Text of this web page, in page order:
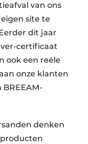
van ons
site te
dit jaar
certificaat
ook een reële
onze klanten
denken